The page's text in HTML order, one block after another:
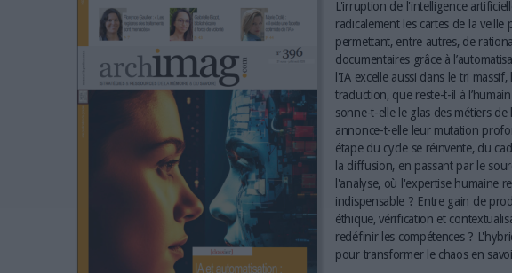
L'irruption de l'intelligence
radicalement les cartes de la veille
permettant, entre autres, de
documentaires grâce à
l'IA excelle aussi dans le tri
traduction, que reste-t-il à
sonne-t-elle le glas des métiers de
annonce-t-elle leur mutation
étape du cycle se réinvente, du
la diffusion, en passant par le
l'analyse, où l'expertise humaine
indispensable ? Entre gain de
éthique, vérification et
redéfinir les compétences ?
pour transformer le chaos en